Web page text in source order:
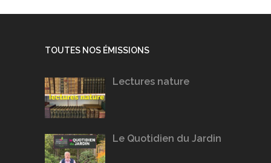
TOUTES NOS ÉMISSIONS
Lectures nature
Le Quotidien du Jardin